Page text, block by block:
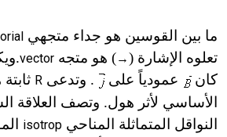
ما بين القوسين هو جداء متجهي
تعلوه الإشارة (→) هو متجه vector
.
كان
عمودياً على . وتدعى R
الأساسي لأثر هول. وتصف العلاقة
النواقل المتماثلة المناحي isotrop